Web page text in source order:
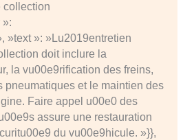
collection
»:
»text »: »Lu2019entretien
doit inclure la
la vu00e9rification des freins,
pneumatiques et le maintien des
Faire appel u00e0 des
assure une restauration
du vu00e9hicule. »}},